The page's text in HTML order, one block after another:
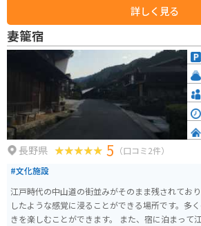
た、川下り舟も人気で、水面から峡谷の美しさを
す。四季折々の自然の変化を楽しむことができ、
特に美しいです。
詳しく見る
妻籠宿
長野県 5 （口コミ2件）
#文化施設
江戸時代の中山道の街並みがそのまま残されてお
したような感覚に浸ることができる場所です。多
きを楽しむことができます。 また、宿に泊まって